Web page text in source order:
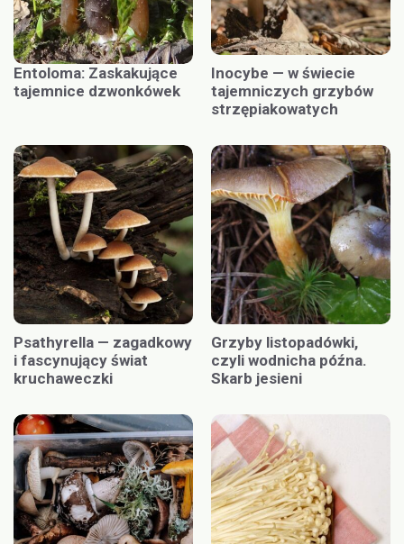
Entoloma: Zaskakujące
tajemnice dzwonkówek
Inocybe — w świecie
tajemniczych grzybów
strzępiakowatych
Psathyrella — zagadkowy
i fascynujący świat
kruchaweczki
Grzyby listopadówki,
czyli wodnicha późna.
Skarb jesieni